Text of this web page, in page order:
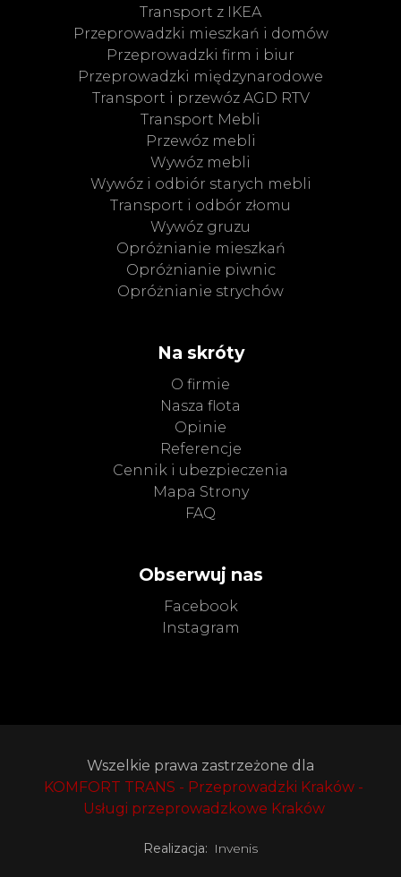
Transport z IKEA
Przeprowadzki mieszkań i domów
Przeprowadzki firm i biur
Przeprowadzki międzynarodowe
Transport i przewóz AGD RTV
Transport Mebli
Przewóz mebli
Wywóz mebli
Wywóz i odbiór starych mebli
Transport i odbór złomu
Wywóz gruzu
Opróżnianie mieszkań
Opróżnianie piwnic
Opróżnianie strychów
Na skróty
O firmie
Nasza flota
Opinie
Referencje
Cennik i ubezpieczenia
Mapa Strony
FAQ
Obserwuj nas
Facebook
Instagram
Wszelkie prawa zastrzeżone dla
KOMFORT TRANS - Przeprowadzki Kraków -
Usługi przeprowadzkowe Kraków
Realizacja: Invenis